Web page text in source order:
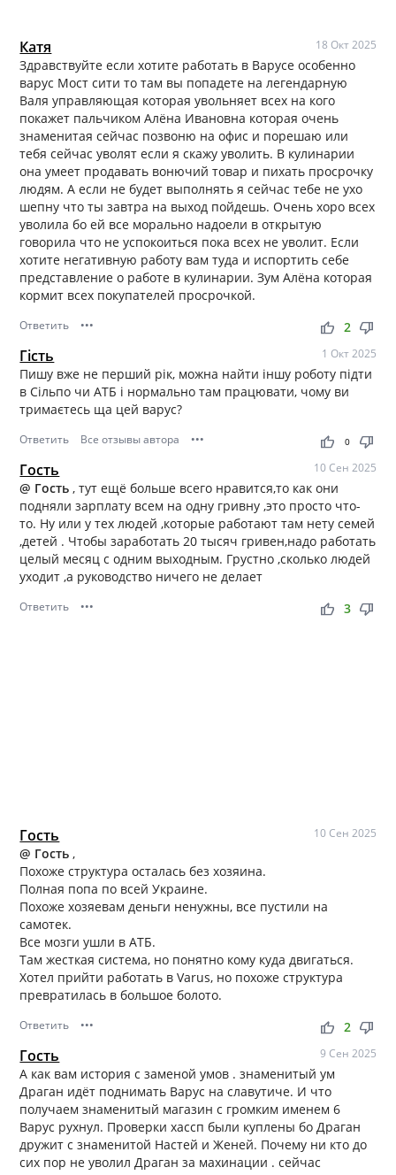
Катя 18 Окт 2025
Здравствуйте если хотите работать в Варусе особенно
варус Мост сити то там вы попадете на легендарную
Валя управляющая которая увольняет всех на кого
покажет пальчиком Алёна Ивановна которая очень
знаменитая сейчас позвоню на офис и порешаю или
тебя сейчас уволят если я скажу уволить. В кулинарии
она умеет продавать вонючий товар и пихать просрочку
людям. А если не будет выполнять я сейчас тебе не ухо
шепну что ты завтра на выход пойдешь. Очень хоро всех
уволила бо ей все морально надоели в открытую
говорила что не успокоиться пока всех не уволит. Если
хотите негативную работу вам туда и испортить себе
представление о работе в кулинарии. Зум Алёна которая
кормит всех покупателей просрочкой.
Ответить ••• thumb_up thumb_down
2
Гість 1 Окт 2025
Пишу вже не перший рік, можна найти іншу роботу підти
в Сільпо чи АТБ і нормально там працювати, чому ви
тримаєтесь ща цей варус?
Ответить Все отзывы автора ••• thumb_up thumb_down
0
Гость 10 Сен 2025
@ Гость, тут ещё больше всего нравится,то как они
подняли зарплату всем на одну гривну ,это просто что-
то. Ну или у тех людей ,которые работают там нету семей
,детей . Чтобы заработать 20 тысяч гривен,надо работать
целый месяц с одним выходным. Грустно ,сколько людей
уходит ,а руководство ничего не делает
Ответить ••• thumb_up thumb_down
3
Гость 10 Сен 2025
@ Гость,
Похоже структура осталась без хозяина.
Полная попа по всей Украине.
Похоже хозяевам деньги ненужны, все пустили на
самотек.
Все мозги ушли в АТБ.
Там жесткая система, но понятно кому куда двигаться.
Хотел прийти работать в Varus, но похоже структура
превратилась в большое болото.
Ответить ••• thumb_up thumb_down
2
Гость 9 Сен 2025
А как вам история с заменой умов . знаменитый ум
Драган идёт поднимать Варус на славутиче. И что
получаем знаменитый магазин с громким именем 6
Варус рухнул. Проверки хассп были куплены бо Драган
дружит с знаменитой Настей и Женей. Почему ни кто до
сих пор не уволил Драган за махинации . сейчас